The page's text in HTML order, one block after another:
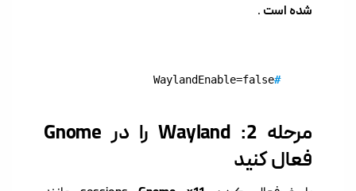
شده است .
#
WaylandEnable=false
مرحله 2: Wayland را در Gnome
فعال کنید